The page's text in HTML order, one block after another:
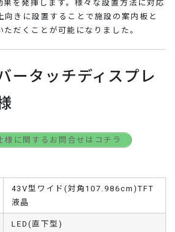
果を発揮します。様々な設置方法に対応
向きに設置することで施設の案内板と
だくことが可能になりました。
ータッチディスプレ
様に関するお問合せはコチラ
43V型ワイド(対角107.986cm)TFT
液晶
LED(直下型)